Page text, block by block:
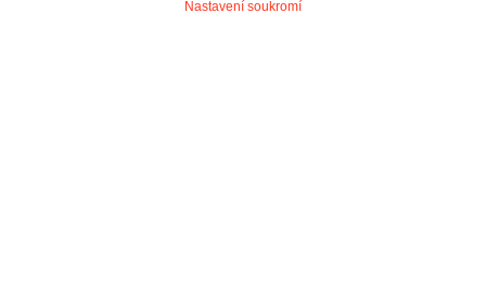
Nastavení soukromí